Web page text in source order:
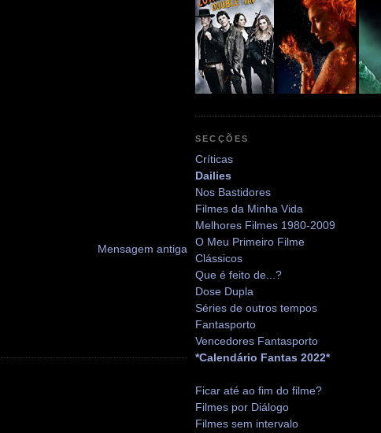
Mensagem antiga
SECÇÕES
Críticas
Dailies
Nos Bastidores
Filmes da Minha Vida
Melhores Filmes 1980-2009
O Meu Primeiro Filme
Clássicos
Que é feito de...?
Dose Dupla
Séries de outros tempos
Fantasporto
Vencedores Fantasporto
*Calendário Fantas 2022*
Ficar até ao fim do filme?
Filmes por Diálogo
Filmes sem intervalo